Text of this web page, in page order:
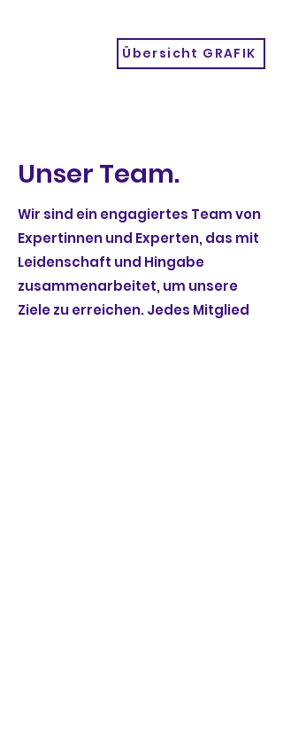
Übersicht GRAFIK
Unser Team.
Wir sind ein engagiertes Team von
Expertinnen und Experten, das mit
Leidenschaft und Hingabe
zusammenarbeitet, um unsere
Ziele zu erreichen. Jedes Mitglied